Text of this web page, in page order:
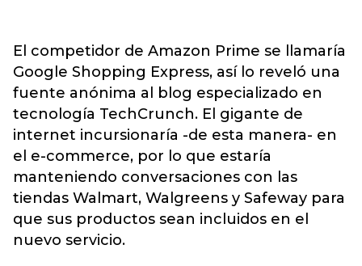
El competidor de Amazon Prime se llamaría
Google Shopping Express, así lo reveló una
fuente anónima al blog especializado en
tecnología TechCrunch. El gigante de
internet incursionaría -de esta manera- en
el e-commerce, por lo que estaría
manteniendo conversaciones con las
tiendas Walmart, Walgreens y Safeway para
que sus productos sean incluidos en el
nuevo servicio.